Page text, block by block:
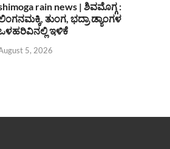
rain news | ಶಿವಮೊಗ್ಗ :
ತುಂಗ, ಭದ್ರಾ ಡ್ಯಾಂಗಳ
ಇಳಿಕೆ
5, 2026